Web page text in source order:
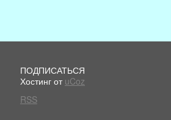
ПОДПИСАТЬСЯ
Хостинг от uCoz
RSS